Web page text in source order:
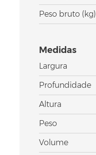
Peso bruto (kg)
Medidas
Largura
Profundidade
Altura
Peso
Volume